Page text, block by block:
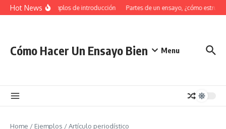
Saltar al contenido
Hot News34 Ejemplos de introducción Partes de un ensayo, ¿cómo
Cómo Hacer Un Ensayo Bien Menu
Home / Ejemplos /Artículo periodístico